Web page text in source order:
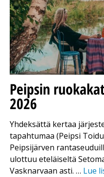
Peipsin
2026
Yhdeksättä kertaa
tapahtumaa (Peipsi
Peipsijärven
ulottuu eteläiseltä
Vasknarvaan asti. … Lue